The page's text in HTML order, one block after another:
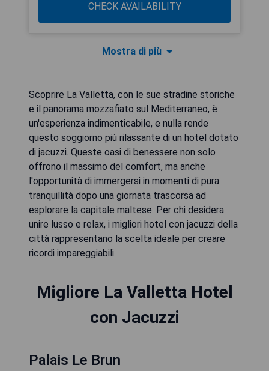
CHECK AVAILABILITY
Mostra di più
Scoprire La Valletta, con le sue stradine storiche
e il panorama mozzafiato sul Mediterraneo, è
un'esperienza indimenticabile, e nulla rende
questo soggiorno più rilassante di un hotel dotato
di jacuzzi. Queste oasi di benessere non solo
offrono il massimo del comfort, ma anche
l'opportunità di immergersi in momenti di pura
tranquillità dopo una giornata trascorsa ad
esplorare la capitale maltese. Per chi desidera
unire lusso e relax, i migliori hotel con jacuzzi della
città rappresentano la scelta ideale per creare
ricordi impareggiabili.
Migliore La Valletta Hotel
con Jacuzzi
Palais Le Brun